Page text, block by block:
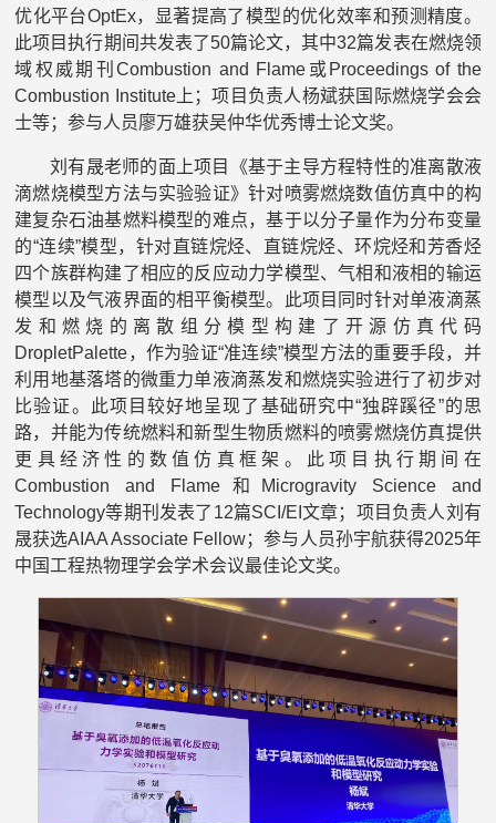
优化平台OptEx，显著提高了模型的优化效率和预测精度。
此项目执行期间共发表了50篇论文，其中32篇发表在燃烧领
域权威期刊Combustion and Flame或Proceedings of the
Combustion Institute上；项目负责人杨斌获国际燃烧学会会
士等；参与人员廖万雄获吴仲华优秀博士论文奖。
刘有晟老师的面上项目《基于主导方程特性的准离散液
滴燃烧模型方法与实验验证》针对喷雾燃烧数值仿真中的构
建复杂石油基燃料模型的难点，基于以分子量作为分布变量
的“连续”模型，针对直链烷烃、直链烷烃、环烷烃和芳香烃
四个族群构建了相应的反应动力学模型、气相和液相的输运
模型以及气液界面的相平衡模型。此项目同时针对单液滴蒸
发和燃烧的离散组分模型构建了开源仿真代码
DropletPalette，作为验证“准连续”模型方法的重要手段，并
利用地基落塔的微重力单液滴蒸发和燃烧实验进行了初步对
比验证。此项目较好地呈现了基础研究中“独辟蹊径”的思
路，并能为传统燃料和新型生物质燃料的喷雾燃烧仿真提供
更具经济性的数值仿真框架。此项目执行期间在
Combustion and Flame和Microgravity Science and
Technology等期刊发表了12篇SCI/EI文章；项目负责人刘有
晟获选AIAA Associate Fellow；参与人员孙宇航获得2025年
中国工程热物理学会学术会议最佳论文奖。